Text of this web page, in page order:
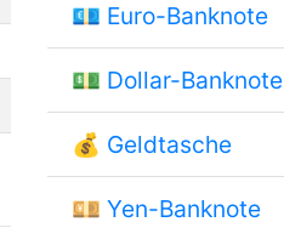
💶 Euro-Banknote
💵 Dollar-Banknote
💰 Geldtasche
💴 Yen-Banknote